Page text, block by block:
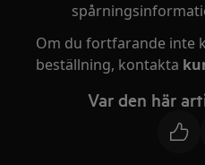
Om du fortfarande inte
beställning, kontakta
Var den här